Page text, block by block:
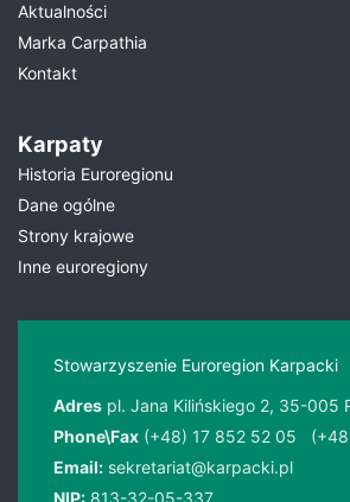
Aktualności
Marka Carpathia
Kontakt
Karpaty
Historia Euroregionu
Dane ogólne
Strony krajowe
Inne euroregiony
Stowarzyszenie Euroregion Karpacki
Adres pl. Jana Kilińskiego 2, 35-005
Phone\Fax (+48) 17 852 52 05
Email: sekretariat@karpacki.pl
NIP: 813-32-05-337